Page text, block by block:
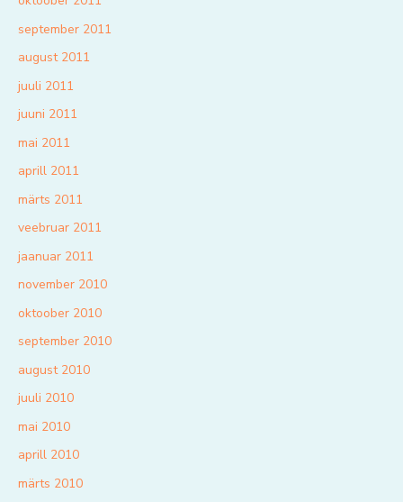
september 2011
august 2011
juuli 2011
juuni 2011
mai 2011
aprill 2011
märts 2011
veebruar 2011
jaanuar 2011
november 2010
oktoober 2010
september 2010
august 2010
juuli 2010
mai 2010
aprill 2010
märts 2010